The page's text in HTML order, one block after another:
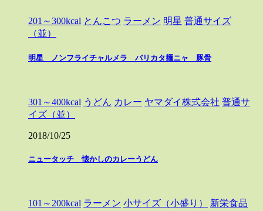
201～300kcal とんこつ ラーメン 明星 普通サイズ
（並）
明星 ノンフライチャルメラ バリカタ麺ニャ 豚骨
301～400kcal うどん カレー ヤマダイ株式会社 普通サ
イズ（並）
2018/10/25
ニュータッチ 懐かしのカレーうどん
101～200kcal ラーメン 小サイズ（小盛り） 新栄食品